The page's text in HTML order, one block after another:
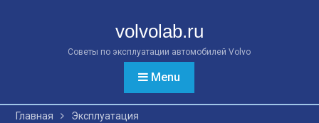
volvolab.ru
Советы по эксплуатации автомобилей Volvo
Menu
Главная Эксплуатация